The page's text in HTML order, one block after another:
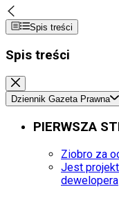
Spis treści
Spis treści
Dziennik Gazeta Prawna
PIERWSZA
Ziobro za
Jest
dewelopera